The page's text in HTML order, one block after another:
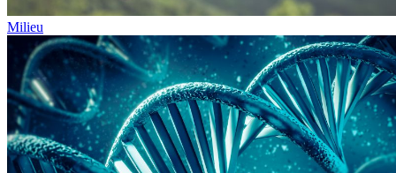
Milieu